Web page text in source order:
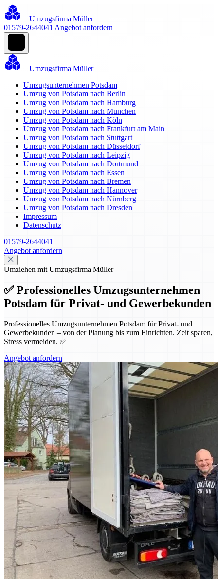
Umzugsfirma Müller
01579-2644041 Angebot anfordern
Umzugsfirma Müller
Umzugsunternehmen Potsdam
Umzug von Potsdam nach Berlin
Umzug von Potsdam nach Hamburg
Umzug von Potsdam nach München
Umzug von Potsdam nach Köln
Umzug von Potsdam nach Frankfurt am Main
Umzug von Potsdam nach Stuttgart
Umzug von Potsdam nach Düsseldorf
Umzug von Potsdam nach Leipzig
Umzug von Potsdam nach Dortmund
Umzug von Potsdam nach Essen
Umzug von Potsdam nach Bremen
Umzug von Potsdam nach Hannover
Umzug von Potsdam nach Nürnberg
Umzug von Potsdam nach Dresden
Impressum
Datenschutz
01579-2644041
Angebot anfordern
Umziehen mit Umzugsfirma Müller
✅ Professionelles Umzugsunternehmen
Potsdam für Privat- und Gewerbekunden
Professionelles Umzugsunternehmen Potsdam für Privat- und
Gewerbekunden – von der Planung bis zum Einrichten. Zeit sparen,
Stress vermeiden. ✅
Angebot anfordern